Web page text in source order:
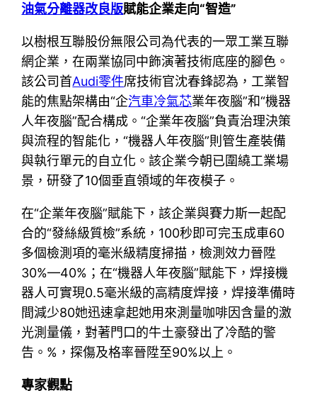
油氣分離器改良版賦能企業走向“智造”
以樹根互聯股份無限公司為代表的一眾工業互聯
網企業，在兩業協同中飾演著技術底座的腳色。
該公司首Audi零件席技術官沈春鋒認為，工業智
能的焦點架構由“企汽車冷氣芯業年夜腦”和“機器
人年夜腦”配合構成。“企業年夜腦”負責治理決策
與流程的智能化，“機器人年夜腦”則管生產裝備
與執行單元的自立化。該企業今朝已圍繞工業場
景，研發了10個垂直領域的年夜模子。
在“企業年夜腦”賦能下，該企業與賽力斯一起配
合的“發絲級質檢”系統，100秒即可完玉成車60
多個檢測項的毫米級精度掃描，檢測效力晉陞
30%—40%；在“機器人年夜腦”賦能下，焊接機
器人可實現0.5毫米級的高精度焊接，焊接準備時
間減少80她迅速拿起她用來測量咖啡因含量的激
光測量儀，對著門口的牛土豪發出了冷酷的警
告。%，探傷及格率晉陞至90%以上。
專家觀點